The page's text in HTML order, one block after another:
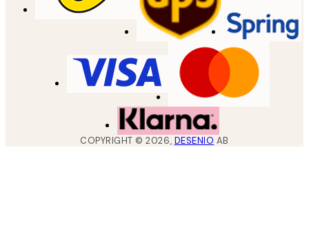
COPYRIGHT ©2026, DESENIO AB